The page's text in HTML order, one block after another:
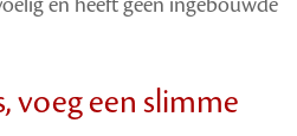
voeg een slimme